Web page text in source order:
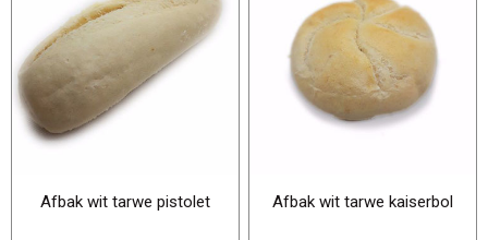
Afbak wit tarwe pistolet Afbak wit tarwe kaiserbol